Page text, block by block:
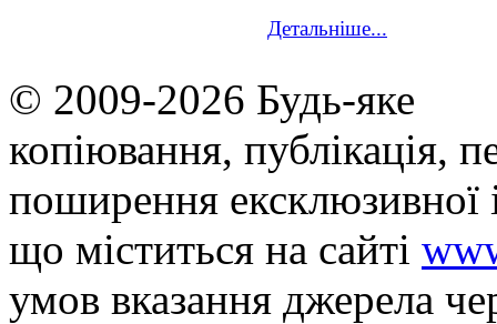
Детальніше...
© 2009-2026 Будь-яке
копiювання, публiкацiя,
поширення
що мiститься на сайті
умов вказання джерела